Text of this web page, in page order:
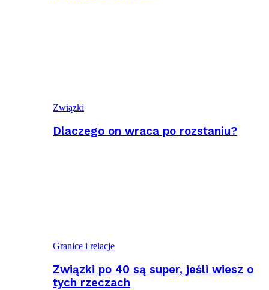
Związki
Dlaczego on wraca po rozstaniu?
Granice i relacje
Związki po 40 są super, jeśli wiesz o
tych rzeczach